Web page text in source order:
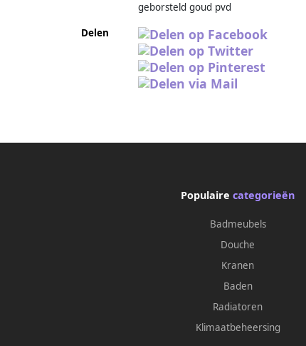
geborsteld goud pvd
Delen
Populaire categorieën
Badmeubels
Douche
Kranen
Baden
Radiatoren
Klimaatbeheersing